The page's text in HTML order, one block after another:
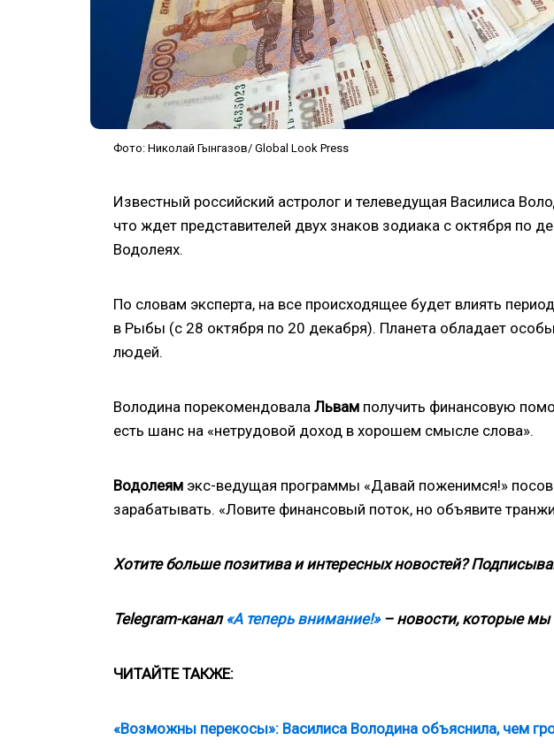
Фото: Николай Гынгазов/ Global Look Press
Известный российский астролог и телеведущая Василиса
что ждет представителей двух знаков зодиака с октября по
Водолеях.
По словам эксперта, на все происходящее будет влиять
в Рыбы (с 28 октября по 20 декабря). Планета обладает
людей.
Володина порекомендовала Львам получить финансовую
есть шанс на «нетрудовой доход в хорошем смысле слова».
Водолеям экс-ведущая программы «Давай поженимся!»
зарабатывать. «Ловите финансовый поток, но объявите
Хотите больше позитива и интересных новостей?
Telegram-канал «А теперь внимание!»– новости, которые мы
ЧИТАЙТЕ ТАКЖЕ:
«Возможны перекосы»: Василиса Володина объяснила, чем